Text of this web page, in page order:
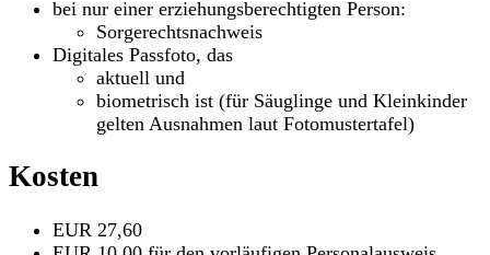
bei nur einer erziehungsberechtigten Person:
Sorgerechtsnachweis
Digitales Passfoto, das
aktuell und
biometrisch ist (für Säuglinge und Kleinkinder
gelten Ausnahmen laut Fotomustertafel)
Kosten
EUR 27,60